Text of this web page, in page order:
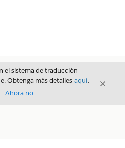
el sistema de traducción
Obtenga más detalles aquí.
Ahora no
Cerrar